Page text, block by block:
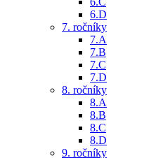
6.D
7. ročníky
7.A
7.B
7.C
7.D
8. ročníky
8.A
8.B
8.C
8.D
9. ročníky